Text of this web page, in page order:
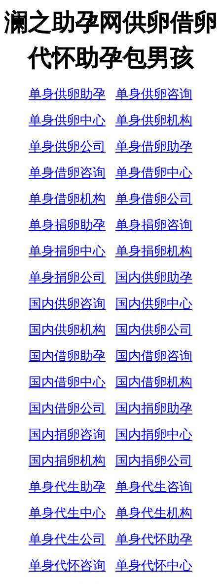
澜之助孕网供卵借卵
代怀助孕包男孩
单身供卵助孕
单身供卵咨询
单身供卵中心
单身供卵机构
单身供卵公司
单身借卵助孕
单身借卵咨询
单身借卵中心
单身借卵机构
单身借卵公司
单身捐卵助孕
单身捐卵咨询
单身捐卵中心
单身捐卵机构
单身捐卵公司
国内供卵助孕
国内供卵咨询
国内供卵中心
国内供卵机构
国内供卵公司
国内借卵助孕
国内借卵咨询
国内借卵中心
国内借卵机构
国内借卵公司
国内捐卵助孕
国内捐卵咨询
国内捐卵中心
国内捐卵机构
国内捐卵公司
单身代生助孕
单身代生咨询
单身代生中心
单身代生机构
单身代生公司
单身代怀助孕
单身代怀咨询
单身代怀中心